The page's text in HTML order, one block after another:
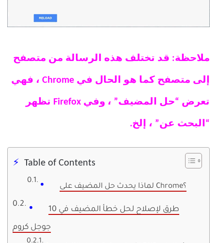
ملاحظة: قد تختلف هذه الرسالة من متصفح
إلى متصفح كما هو الحال في Chrome ، فهي
تعرض “حل المضيف” ، وفي Firefox تظهر
“البحث عن” ، إلخ.
Table of Contents
لماذا يحدث حل المضيف على Chrome؟
10 طرق لإصلاح لحل خطأ المضيف في
جوجل كروم